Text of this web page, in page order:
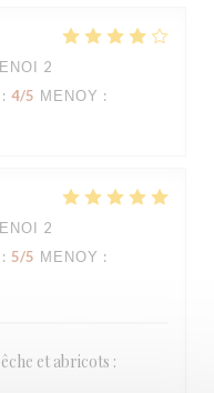
2
: 4/5 ΜΕΝΟΎ :
2
: 5/5 ΜΕΝΟΎ :
et abricots :